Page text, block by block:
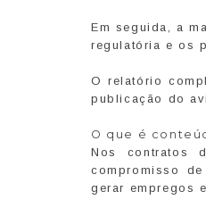
Em seguida, a
regulatória e os
O relatório
publicação do
O que é
Nos contratos
compromisso
gerar empregos